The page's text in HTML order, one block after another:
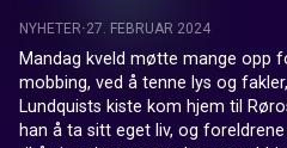
NYHETER 27. FEBRUAR 2024
Mandag kveld møtte mange opp
mobbing, ved å tenne lys og
Lundquists kiste kom hjem til
han å ta sitt eget liv, og